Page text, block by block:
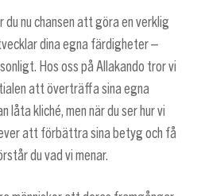
du nu chansen att göra en verklig
dina egna färdigheter –
Hos oss på Allakando tror vi
att överträffa sina egna
låta kliché, men när du ser hur vi
att förbättra sina betyg och få
du vad vi menar.